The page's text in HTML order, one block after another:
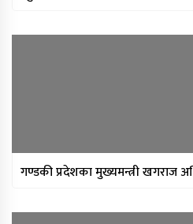
गण्डकी प्रदेशका मुख्यमन्त्री खगराज